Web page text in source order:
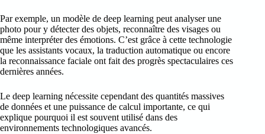
Par exemple, un modèle de deep learning peut analyser une
photo pour y détecter des objets, reconnaître des visages ou
même interpréter des émotions. C’est grâce à cette technologie
que les assistants vocaux, la traduction automatique ou encore
la reconnaissance faciale ont fait des progrès spectaculaires ces
dernières années.
Le deep learning nécessite cependant des quantités massives
de données et une puissance de calcul importante, ce qui
explique pourquoi il est souvent utilisé dans des
environnements technologiques avancés.